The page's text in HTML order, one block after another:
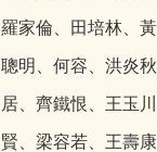
羅家倫、田培林、
聰明、何容、洪炎
居、齊鐵恨、王玉
賢、梁容若、王壽